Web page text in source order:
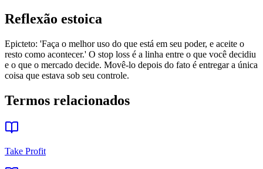
Reflexão estoica
Epicteto: 'Faça o melhor uso do que está em seu poder, e aceite o
resto como acontecer.' O stop loss é a linha entre o que você decidiu
e o que o mercado decide. Movê-lo depois do fato é entregar a única
coisa que estava sob seu controle.
Termos relacionados
Take Profit